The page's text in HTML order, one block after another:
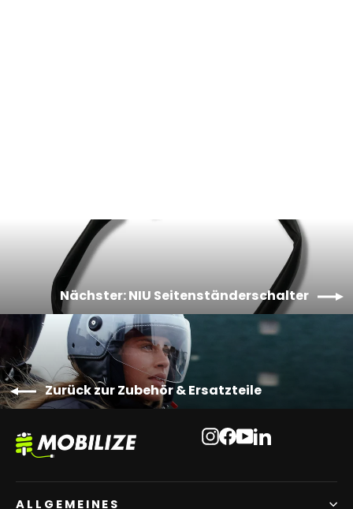
Nächster: NIU Seitenständerschalter
Zurück zur Zubehör & Ersatzteile
Instagram
Facebook
YouTubeLinkedIn
ALLGEMEINES